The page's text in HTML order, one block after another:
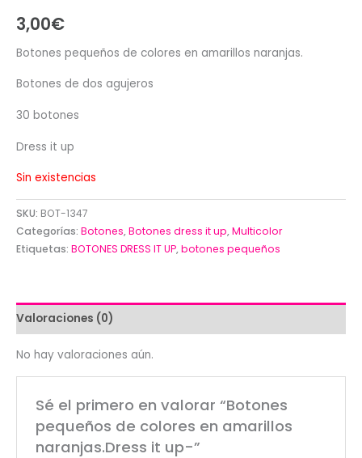
3,00€
Botones pequeños de colores en amarillos naranjas.
Botones de dos agujeros
30 botones
Dress it up
Sin existencias
SKU: BOT-1347
Categorías: Botones,Botones dress it up,Multicolor
Etiquetas: BOTONES DRESS IT UP,botones pequeños
Valoraciones (0)
No hay valoraciones aún.
Sé el primero en valorar “Botones
pequeños de colores en amarillos
naranjas.Dress it up-”